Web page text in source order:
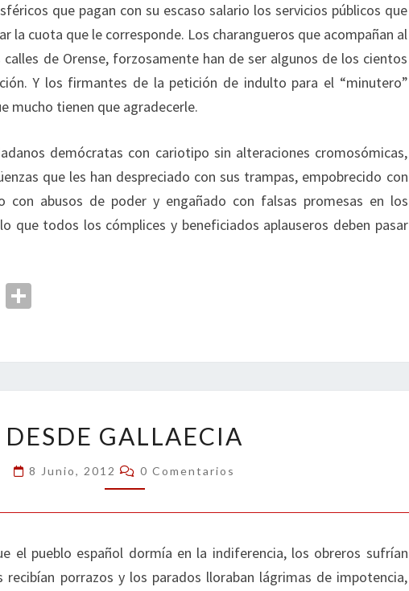
que pagan con su escaso salario los servicios públicos que
la cuota que le corresponde. Los charangueros que acompañan al
de Orense, forzosamente han de ser algunos de los cientos
Y los firmantes de la petición de indulto para el “minutero”
mucho tienen que agradecerle.
demócratas con cariotipo sin alteraciones cromosómicas,
que les han despreciado con sus trampas, empobrecido con
con abusos de poder y engañado con falsas promesas en los
que todos los cómplices y beneficiados aplauseros deben pasar
Pr
ar
tir
GALLAECIA
DESDE GALLAECIA
8 Junio, 2012 Comentarios
0 Comentarios
el pueblo español dormía en la indiferencia, los obreros sufrían
recibían porrazos y los parados lloraban lágrimas de impotencia,